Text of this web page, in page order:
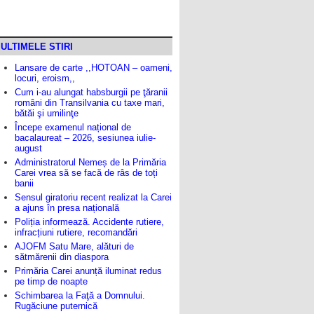
ULTIMELE STIRI
Lansare de carte ,,HOTOAN – oameni,
locuri, eroism,,
Cum i-au alungat habsburgii pe ţăranii
români din Transilvania cu taxe mari,
bătăi şi umilinţe
Începe examenul național de
bacalaureat – 2026, sesiunea iulie-
august
Administratorul Nemeș de la Primăria
Carei vrea să se facă de râs de toți
banii
Sensul giratoriu recent realizat la Carei
a ajuns în presa națională
Poliția informează. Accidente rutiere,
infracțiuni rutiere, recomandări
AJOFM Satu Mare, alături de
sătmărenii din diaspora
Primăria Carei anunță iluminat redus
pe timp de noapte
Schimbarea la Faţă a Domnului.
Rugăciune puternică